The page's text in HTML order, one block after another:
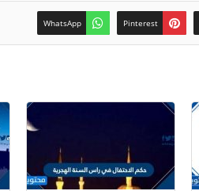
Pinterest
WhatsApp